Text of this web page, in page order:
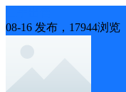
08-16 发布，17944浏览